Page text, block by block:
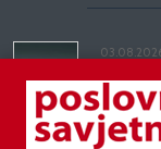
Kineski
kilometara